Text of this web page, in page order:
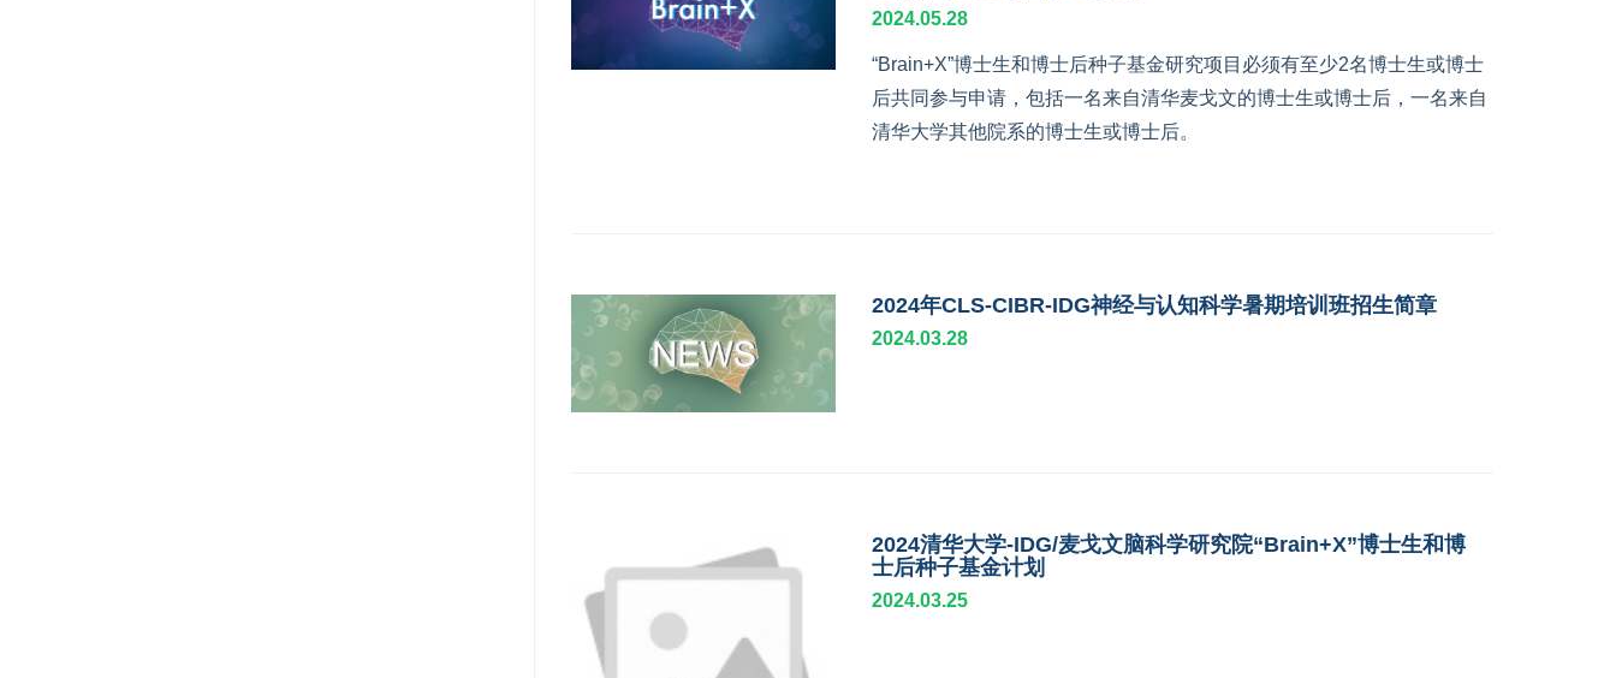
2024.05.28
“Brain+X”博士生和博士后种子基金研究项目必须有至少2名博士生或博士
后共同参与申请，包括一名来自清华麦戈文的博士生或博士后，一名来自
清华大学其他院系的博士生或博士后。
2024年CLS-CIBR-IDG神经与认知科学暑期培训班招生简章
2024.03.28
2024清华大学-IDG/麦戈文脑科学研究院“Brain+X”博士生和博
士后种子基金计划
2024.03.25